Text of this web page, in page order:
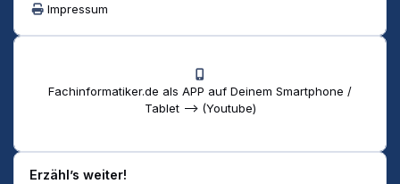
Impressum
Fachinformatiker.de als APP auf Deinem Smartphone /
Tablet --> (Youtube)
Erzähl’s weiter!